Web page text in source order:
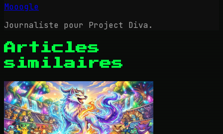
Mooogle
Journaliste pour Project Diva.
Articles
similaires